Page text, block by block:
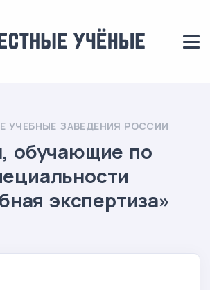
УЧЕБНЫЕ ЗАВЕДЕНИЯ РОССИИ
обучающие по
экспертиза»